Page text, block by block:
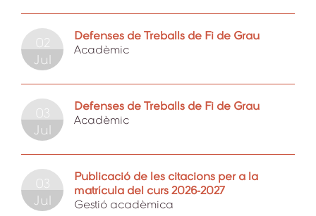
02
Jul
Defenses de Treballs de Fi de Grau
Acadèmic
03
Jul
Defenses de Treballs de Fi de Grau
Acadèmic
03
Jul
Publicació de les citacions per a la
matrícula del curs 2026-2027
Gestió acadèmica